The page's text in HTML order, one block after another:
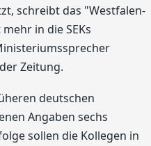
schreibt das "Westfalen-
in die SEKs
Zeitung.
deutschen
Angaben sechs
sollen die Kollegen in